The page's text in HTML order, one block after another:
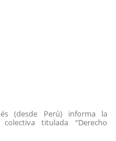
(desde Perú) informa la
titulada “Derecho